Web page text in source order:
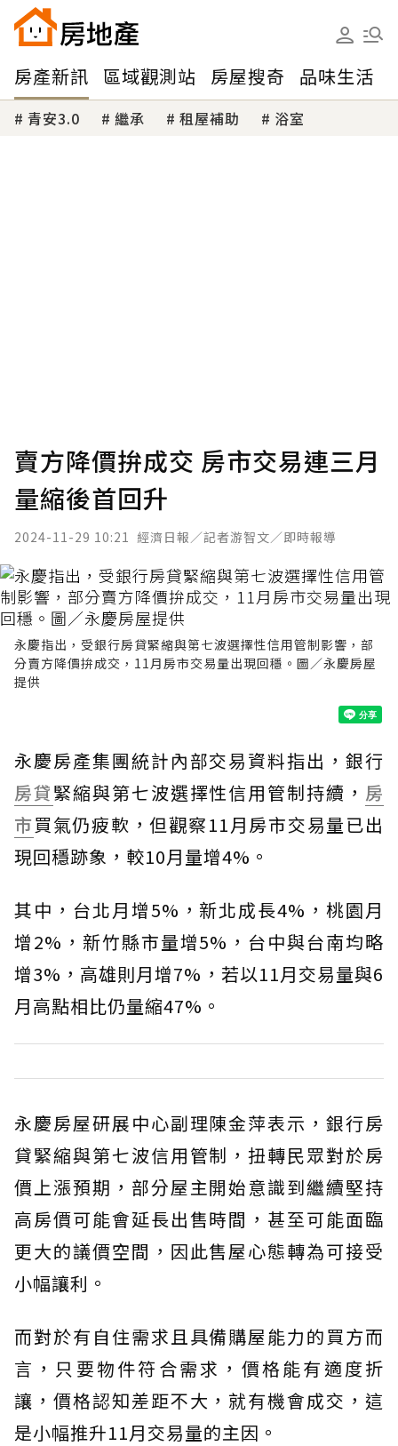
房產新訊 區域觀測站 房屋搜奇 品味生活
青安3.0 繼承 租屋補助 浴室
賣方降價拚成交 房市交易連三月
量縮後首回升
2024-11-29 10:21 經濟日報／記者游智文／即時報導
永慶指出，受銀行房貸緊縮與第七波選擇性信用管制影響，部
分賣方降價拚成交，11月房市交易量出現回穩。圖／永慶房屋
提供
永慶房產集團統計內部交易資料指出，銀行
房貸緊縮與第七波選擇性信用管制持續， 房
市買氣仍疲軟，但觀察11月房市交易量已出
現回穩跡象，較10月量增4%。
其中，台北月增5%，新北成長4%，桃園月
增2%，新竹縣市量增5%，台中與台南均略
增3%，高雄則月增7%，若以11月交易量與6
月高點相比仍量縮47%。
永慶房屋研展中心副理陳金萍表示，銀行房
貸緊縮與第七波信用管制，扭轉民眾對於房
價上漲預期，部分屋主開始意識到繼續堅持
高房價可能會延長出售時間，甚至可能面臨
更大的議價空間，因此售屋心態轉為可接受
小幅讓利。
而對於有自住需求且具備購屋能力的買方而
言，只要物件符合需求，價格能有適度折
讓，價格認知差距不大，就有機會成交，這
是小幅推升11月交易量的主因。